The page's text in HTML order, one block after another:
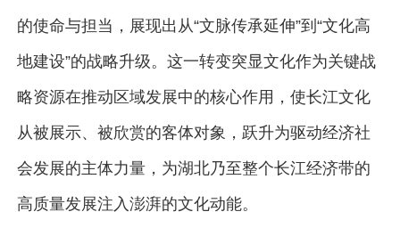
的使命与担当，展现出从“文脉传承延伸”到“文化高
地建设”的战略升级。这一转变突显文化作为关键战
略资源在推动区域发展中的核心作用，使长江文化
从被展示、被欣赏的客体对象，跃升为驱动经济社
会发展的主体力量，为湖北乃至整个长江经济带的
高质量发展注入澎湃的文化动能。